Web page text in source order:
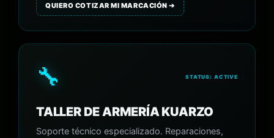
QUIERO COTIZAR MI MARCACIÓN ➔
🔧 STATUS: ACTIVE
TALLER DE ARMERÍA KUARZO
Soporte técnico especializado. Reparaciones,